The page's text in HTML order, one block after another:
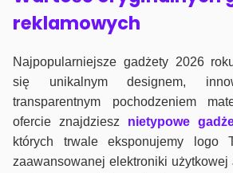
reklamowych
Najpopularniejsze gadżety 2026
się unikalnym designem,
transparentnym pochodzeniem
ofercie znajdziesz nietypowe
których trwale eksponujemy logo
zaawansowanej elektroniki